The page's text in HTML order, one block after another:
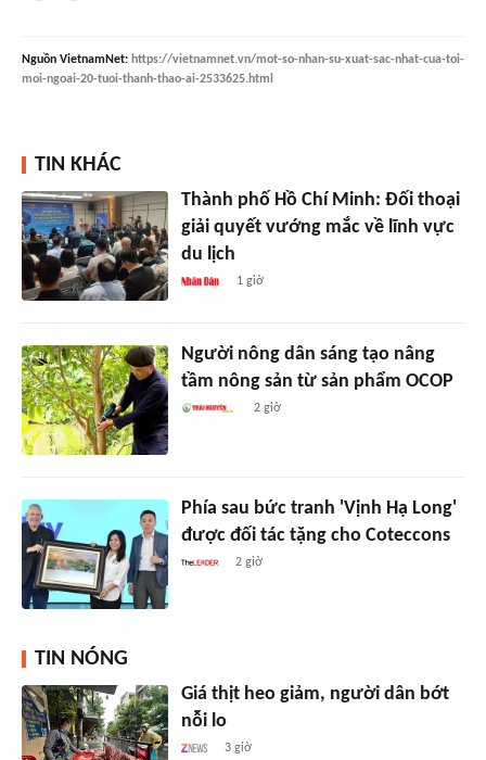
Nguồn VietnamNet: https://vietnamnet.vn/mot-so-nhan-su-xuat-sac-nhat-cua-toi-
moi-ngoai-20-tuoi-thanh-thao-ai-2533625.html
TIN KHÁC
Thành phố Hồ Chí Minh: Đối thoại
giải quyết vướng mắc về lĩnh vực
du lịch
1 giờ
Người nông dân sáng tạo nâng
tầm nông sản từ sản phẩm OCOP
2 giờ
Phía sau bức tranh 'Vịnh Hạ Long'
được đối tác tặng cho Coteccons
2 giờ
TIN NÓNG
Giá thịt heo giảm, người dân bớt
nỗi lo
3 giờ